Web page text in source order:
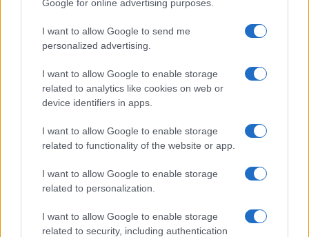
Google for online advertising purposes.
I want to allow Google to send me
personalized advertising.
I want to allow Google to enable storage
related to analytics like cookies on web or
device identifiers in apps.
I want to allow Google to enable storage
related to functionality of the website or app.
I want to allow Google to enable storage
related to personalization.
I want to allow Google to enable storage
related to security, including authentication
(XRP)
(SOL)
$76.25
(ADA)
Avalanche
(AVAX)
$6.55
Terra Luna Classic $0.000049